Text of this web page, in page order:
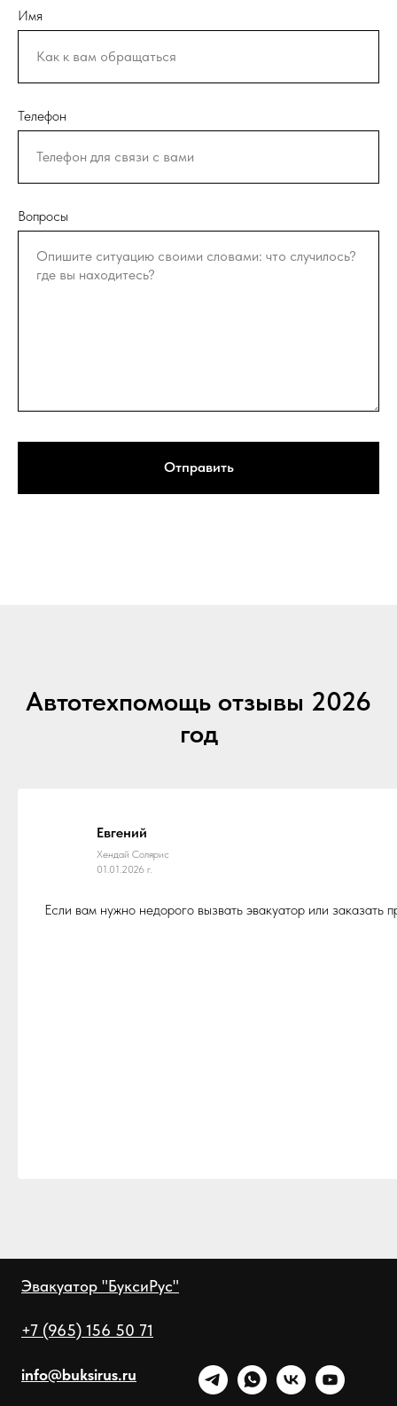
Имя
Телефон
Вопросы
Отправить
Автотехпомощь отзывы 2026
год
Евгений
Хендай Солярис
01.01.2026 г.
Если вам нужно недорого вызвать эвакуатор или
Эвакуатор "БуксиРус"
+7 (965) 156 50 71
info@buksirus.ru